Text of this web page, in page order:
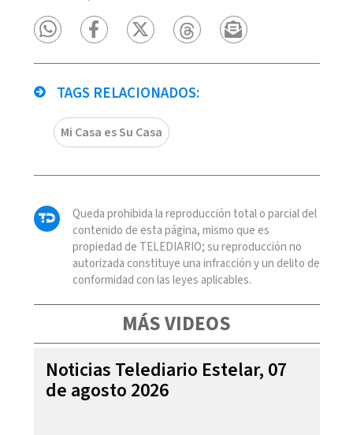
TAGS RELACIONADOS:
Mi Casa es Su Casa
Queda prohibida la reproducción total o parcial del
contenido de esta página, mismo que es
propiedad de TELEDIARIO; su reproducción no
autorizada constituye una infracción y un delito de
conformidad con las leyes aplicables.
MÁS VIDEOS
Noticias Telediario Estelar, 07
de agosto 2026